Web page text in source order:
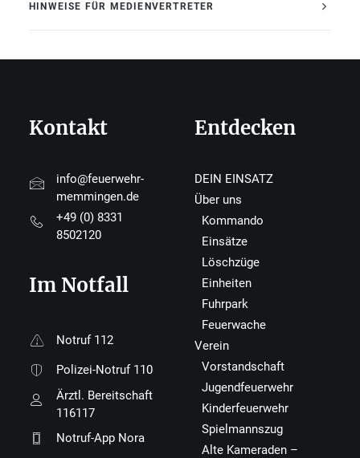
HINWEISE FÜR MEDIENVERTRETER
Kontakt
info@feuerwehr-
memmingen.de
+49 (0) 8331
8502120
Im Notfall
Notruf 112
Polizei-Notruf 110
Ärztl. Bereitschaft
116117
Notruf-App Nora
Entdecken
DEIN EINSATZ
Über uns
Kommando
Einsätze
Löschzüge
Einheiten
Fuhrpark
Feuerwache
Verein
Vorstandschaft
Jugendfeuerwehr
Kinderfeuerwehr
Spielmannszug
Alte Kameraden –